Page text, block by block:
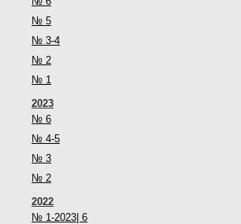
№ 5
№ 3-4
№ 2
№ 1
2023
№ 6
№ 4-5
№ 3
№ 2
2022
№ 1-2023| 6